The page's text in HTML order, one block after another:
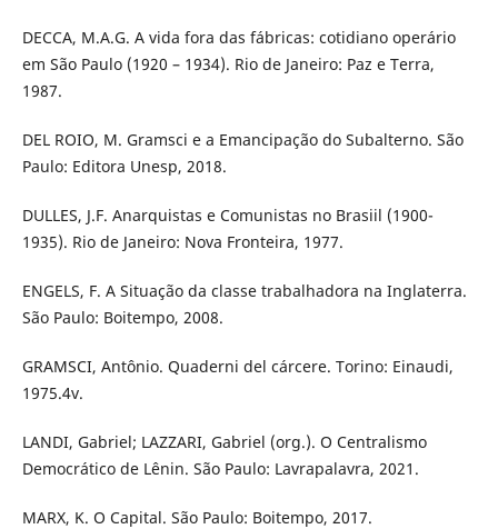
DECCA, M.A.G. A vida fora das fábricas: cotidiano operário
em São Paulo (1920 – 1934). Rio de Janeiro: Paz e Terra,
1987.
DEL ROIO, M. Gramsci e a Emancipação do Subalterno. São
Paulo: Editora Unesp, 2018.
DULLES, J.F. Anarquistas e Comunistas no Brasiil (1900-
1935). Rio de Janeiro: Nova Fronteira, 1977.
ENGELS, F. A Situação da classe trabalhadora na Inglaterra.
São Paulo: Boitempo, 2008.
GRAMSCI, Antônio. Quaderni del cárcere. Torino: Einaudi,
1975.4v.
LANDI, Gabriel; LAZZARI, Gabriel (org.). O Centralismo
Democrático de Lênin. São Paulo: Lavrapalavra, 2021.
MARX, K. O Capital. São Paulo: Boitempo, 2017.